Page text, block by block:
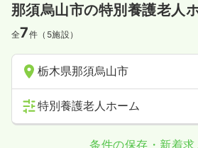
那須烏山市の特別養護老人
全7件（5施設）
栃木県那須烏山市
特別養護老人ホーム
条件の保存・新着